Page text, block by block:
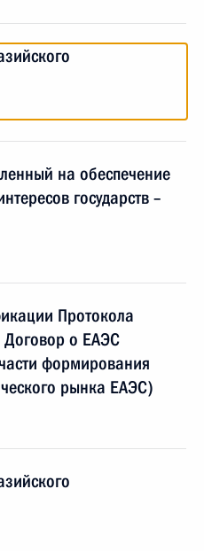
на обеспечение
государств –
Протокола
Договор о ЕАЭС
формирования
рынка ЕАЭС)